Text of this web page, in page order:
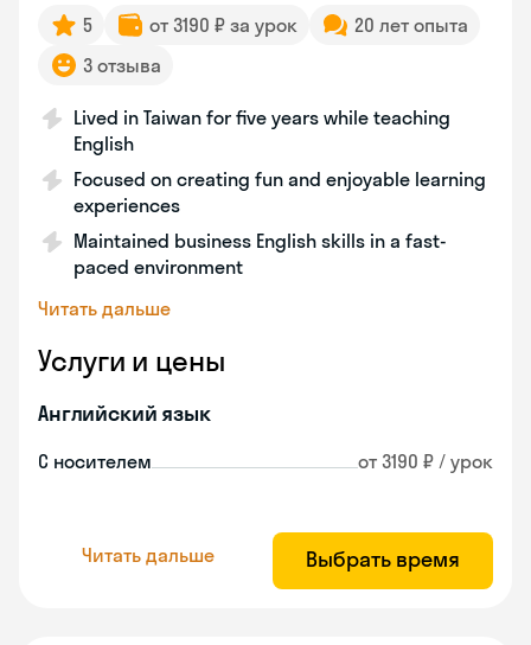
5 от 3190 ₽ за урок
20 лет опыта
3 отзыва
Lived in Taiwan for five years while teaching
English
Focused on creating fun and enjoyable learning
experiences
Maintained business English skills in a fast-
paced environment
Читать дальше
Услуги и цены
Английский язык
С носителем от 3190 ₽ / урок
Читать дальше Выбрать время